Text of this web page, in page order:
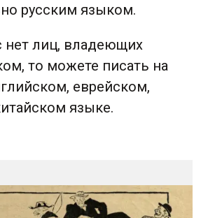
русским языком.
нет лиц, владеющих
то можете писать на
еврейском,
языке.